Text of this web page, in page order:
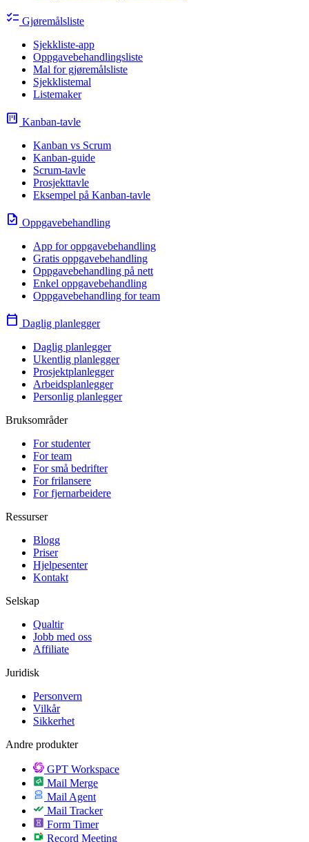
checklist Gjøremålsliste
Sjekkliste-app
Oppgavebehandlingsliste
Mal for gjøremålsliste
Sjekklistemal
Listemaker
view_kanban Kanban-tavle
Kanban vs Scrum
Kanban-guide
Scrum-tavle
Prosjekttavle
Eksempel på Kanban-tavle
task Oppgavebehandling
App for oppgavebehandling
Gratis oppgavebehandling
Oppgavebehandling på nett
Enkel oppgavebehandling
Oppgavebehandling for team
calendar_today Daglig planlegger
Daglig planlegger
Ukentlig planlegger
Prosjektplanlegger
Arbeidsplanlegger
Personlig planlegger
Bruksområder
For studenter
For team
For små bedrifter
For frilansere
For fjernarbeidere
Ressurser
Blogg
Priser
Hjelpesenter
Kontakt
Selskap
Qualtir
Jobb med oss
Affiliate
Juridisk
Personvern
Vilkår
Sikkerhet
Andre produkter
GPT Workspace
Mail Merge
Mail Agent
Mail Tracker
Form Timer
Record Meeting